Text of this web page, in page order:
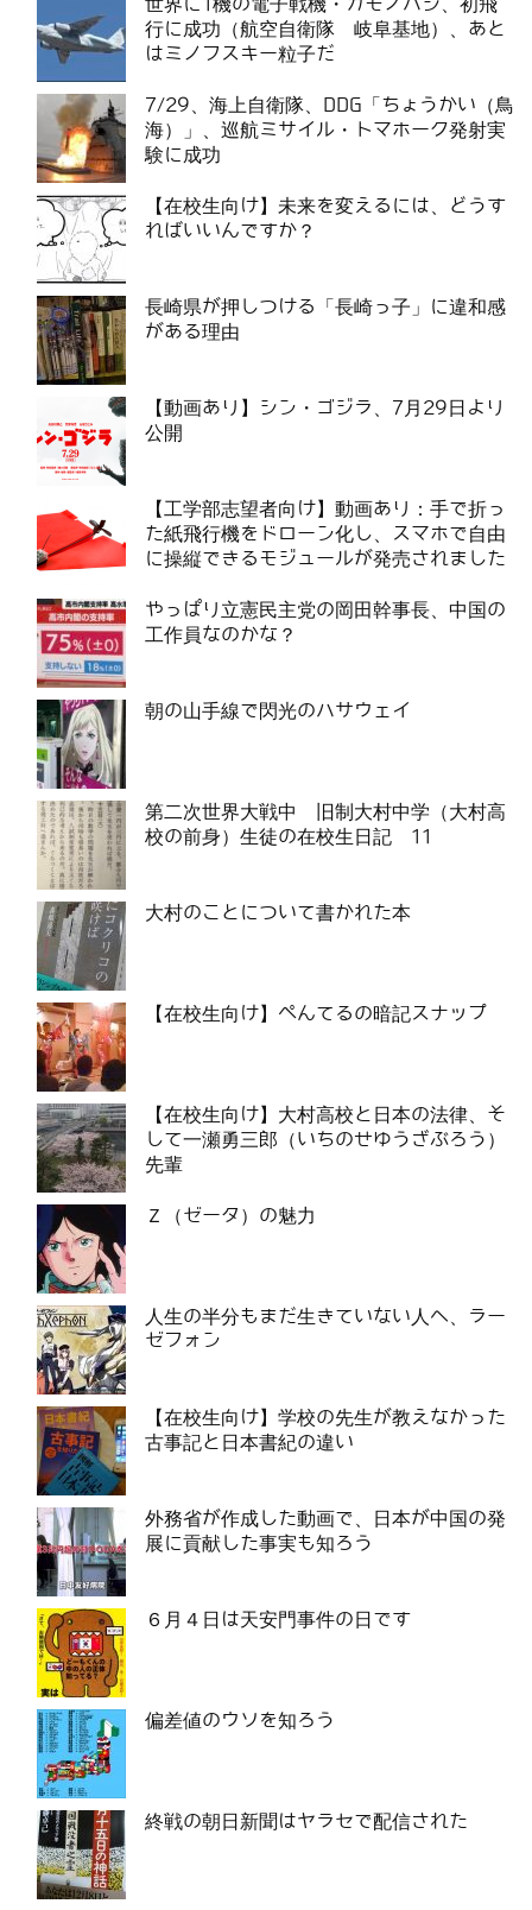
行に成功（航空自衛隊 岐阜基地）、あと
はミノフスキー粒子だ
7/29、海上自衛隊、DDG「ちょうかい（鳥
海）」、巡航ミサイル・トマホーク発射実
験に成功
【在校生向け】未来を変えるには、どうす
ればいいんですか？
長崎県が押しつける「長崎っ子」に違和感
がある理由
【動画あり】シン・ゴジラ、7月29日より
公開
【工学部志望者向け】動画あり：手で折っ
た紙飛行機をドローン化し、スマホで自由
に操縦できるモジュールが発売されました
やっぱり立憲民主党の岡田幹事長、中国の
工作員なのかな？
朝の山手線で閃光のハサウェイ
第二次世界大戦中 旧制大村中学（大村高
校の前身）生徒の在校生日記 11
大村のことについて書かれた本
【在校生向け】ぺんてるの暗記スナップ
【在校生向け】大村高校と日本の法律、そ
して一瀬勇三郎（いちのせゆうざぶろう）
先輩
Ｚ（ゼータ）の魅力
人生の半分もまだ生きていない人へ、ラー
ゼフォン
【在校生向け】学校の先生が教えなかった
古事記と日本書紀の違い
外務省が作成した動画で、日本が中国の発
展に貢献した事実も知ろう
６月４日は天安門事件の日です
偏差値のウソを知ろう
終戦の朝日新聞はヤラセで配信された